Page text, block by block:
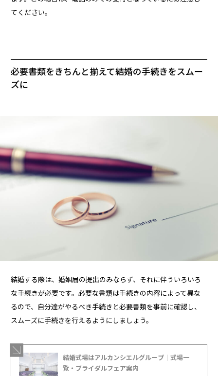
てください。
必要書類をきちんと揃えて結婚の手続きをスムー
ズに
結婚する際は、婚姻届の提出のみならず、それに伴ういろいろ
な手続きが必要です。必要な書類は手続きの内容によって異な
るので、自分達がやるべき手続きと必要書類を事前に確認し、
スムーズに手続きを行えるようにしましょう。
結婚式場はアルカンシエルグループ｜式場一
覧・ブライダルフェア案内